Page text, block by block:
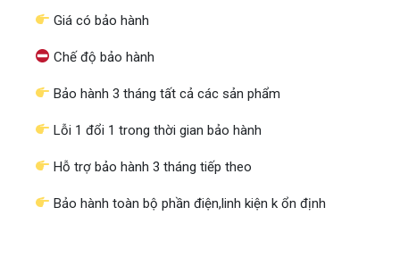
Giá có bảo hành
Chế độ bảo hành
Bảo hành 3 tháng tất cả các sản phẩm
Lỗi 1 đổi 1 trong thời gian bảo hành
Hỗ trợ bảo hành 3 tháng tiếp theo
Bảo hành toàn bộ phần điện,linh kiện k ổn định